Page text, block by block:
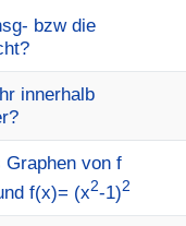
bzw die
innerhalb
Graphen von f
f(x)= (x2-1)2